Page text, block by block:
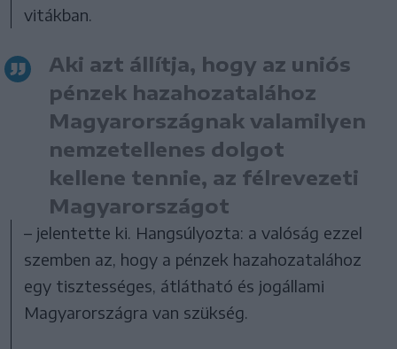
vitákban.
Aki azt állítja, hogy az uniós
pénzek hazahozatalához
Magyarországnak valamilyen
nemzetellenes dolgot
kellene tennie, az félrevezeti
Magyarországot
– jelentette ki. Hangsúlyozta: a valóság ezzel
szemben az, hogy a pénzek hazahozatalához
egy tisztességes, átlátható és jogállami
Magyarországra van szükség.